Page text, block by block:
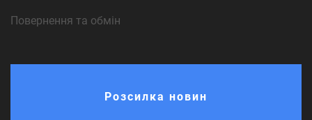
Повернення та обмін
Розсилка новин